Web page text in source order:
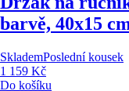
barvě, 40x15
SklademPoslední kousek
1 159 Kč
Do košíku